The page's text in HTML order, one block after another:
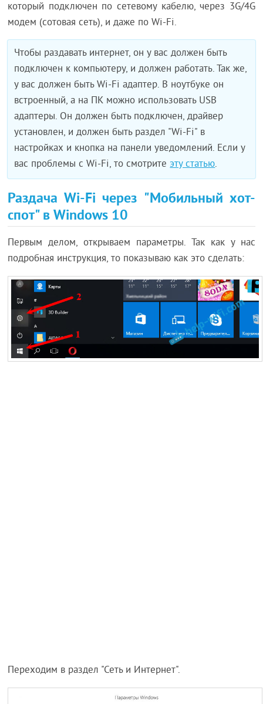
который подключен по сетевому кабелю, через 3G/4G
модем (сотовая сеть), и даже по Wi-Fi.
Чтобы раздавать интернет, он у вас должен быть
подключен к компьютеру, и должен работать. Так же,
у вас должен быть Wi-Fi адаптер. В ноутбуке он
встроенный, а на ПК можно использовать USB
адаптеры. Он должен быть подключен, драйвер
установлен, и должен быть раздел "Wi-Fi" в
настройках и кнопка на панели уведомлений. Если у
вас проблемы с Wi-Fi, то смотритеэту статью.
Раздача Wi-Fi через "Мобильный хот-
спот" в Windows 10
Первым делом, открываем параметры. Так как у нас
подробная инструкция, то показываю как это сделать:
Переходим в раздел "Сеть и Интернет".